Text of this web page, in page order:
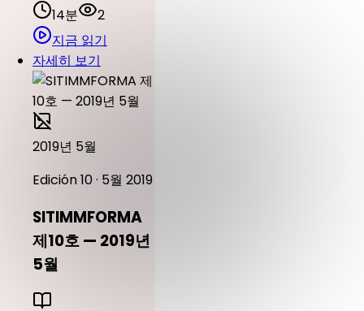
14분
2
지금 읽기
자세히 보기
2019년 5월
Edición 10 · 5월 2019
SITIMMFORMA
제10호 — 2019년
5월